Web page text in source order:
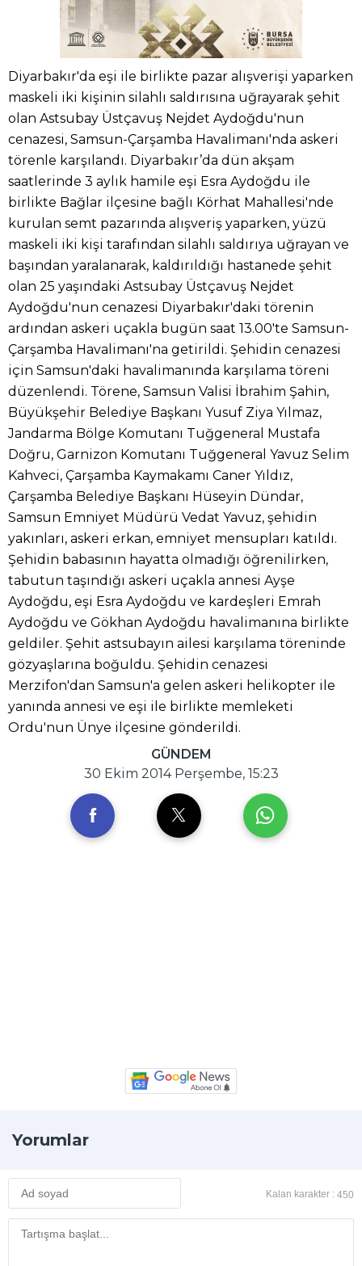
Diyarbakır'da eşi ile birlikte pazar alışverişi yaparken
maskeli iki kişinin silahlı saldırısına uğrayarak şehit
olan Astsubay Üstçavuş Nejdet Aydoğdu'nun
cenazesi, Samsun-Çarşamba Havalimanı'nda askeri
törenle karşılandı. Diyarbakır’da dün akşam
saatlerinde 3 aylık hamile eşi Esra Aydoğdu ile
birlikte Bağlar ilçesine bağlı Körhat Mahallesi'nde
kurulan semt pazarında alışveriş yaparken, yüzü
maskeli iki kişi tarafından silahlı saldırıya uğrayan ve
başından yaralanarak, kaldırıldığı hastanede şehit
olan 25 yaşındaki Astsubay Üstçavuş Nejdet
Aydoğdu'nun cenazesi Diyarbakır'daki törenin
ardından askeri uçakla bugün saat 13.00'te Samsun-
Çarşamba Havalimanı'na getirildi. Şehidin cenazesi
için Samsun'daki havalimanında karşılama töreni
düzenlendi. Törene, Samsun Valisi İbrahim Şahin,
Büyükşehir Belediye Başkanı Yusuf Ziya Yılmaz,
Jandarma Bölge Komutanı Tuğgeneral Mustafa
Doğru, Garnizon Komutanı Tuğgeneral Yavuz Selim
Kahveci, Çarşamba Kaymakamı Caner Yıldız,
Çarşamba Belediye Başkanı Hüseyin Dündar,
Samsun Emniyet Müdürü Vedat Yavuz, şehidin
yakınları, askeri erkan, emniyet mensupları katıldı.
Şehidin babasının hayatta olmadığı öğrenilirken,
tabutun taşındığı askeri uçakla annesi Ayşe
Aydoğdu, eşi Esra Aydoğdu ve kardeşleri Emrah
Aydoğdu ve Gökhan Aydoğdu havalimanına birlikte
geldiler. Şehit astsubayın ailesi karşılama töreninde
gözyaşlarına boğuldu. Şehidin cenazesi
Merzifon'dan Samsun'a gelen askeri helikopter ile
yanında annesi ve eşi ile birlikte memleketi
Ordu'nun Ünye ilçesine gönderildi.
GÜNDEM
30 Ekim 2014 Perşembe, 15:23
Yorumlar
Kalan karakter : 450